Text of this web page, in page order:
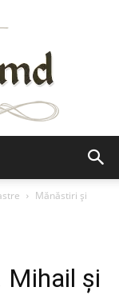
Mănăstiri şi
Mihail şi